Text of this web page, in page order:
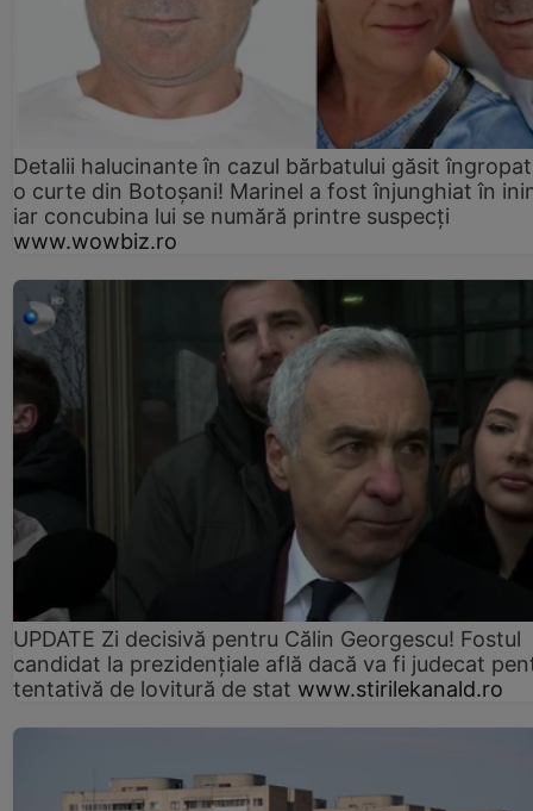
Detalii halucinante în cazul bărbatului găsit
o curte din Botoșani! Marinel a fost înjunghiat în
iar concubina lui se numără printre suspecți
www.wowbiz.ro
UPDATE Zi decisivă pentru Călin Georgescu! Fostul
candidat la prezidențiale află dacă va fi judecat
tentativă de lovitură de stat www.stirilekanald.ro